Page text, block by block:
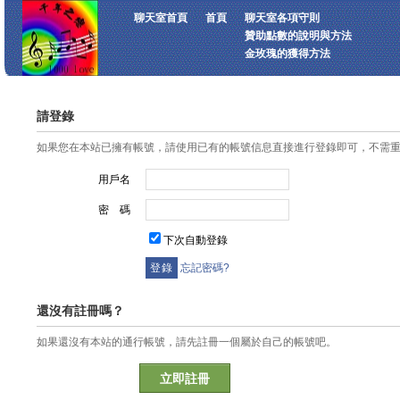
聊天室首頁 首頁
聊天室各項守則
贊助點數的說明與方法
金玫瑰的獲得方法
請登錄
如果您在本站已擁有帳號，請使用已有的帳號信息直接進行登錄即可，不需
用戶名
密 碼
下次自動登錄
忘記密碼?
還沒有註冊嗎？
如果還沒有本站的通行帳號，請先註冊一個屬於自己的帳號吧。
立即註冊